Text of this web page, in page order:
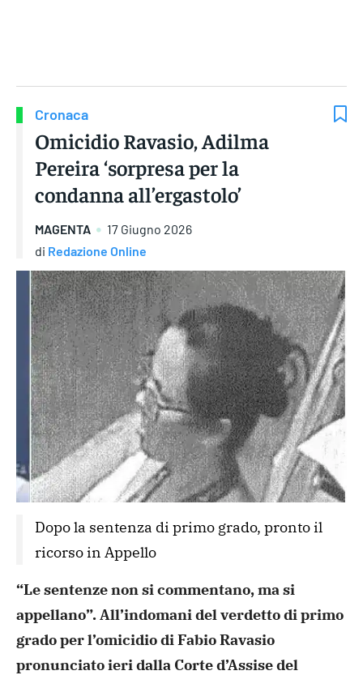
Cronaca
Omicidio Ravasio, Adilma
Pereira ‘sorpresa per la
condanna all’ergastolo’
MAGENTA
17 Giugno 2026
di Redazione Online
Dopo la sentenza di primo grado, pronto il
ricorso in Appello
“Le sentenze non si commentano, ma si
appellano”. All’indomani del verdetto di primo
grado per l’omicidio di Fabio Ravasio
pronunciato ieri dalla Corte d’Assise del